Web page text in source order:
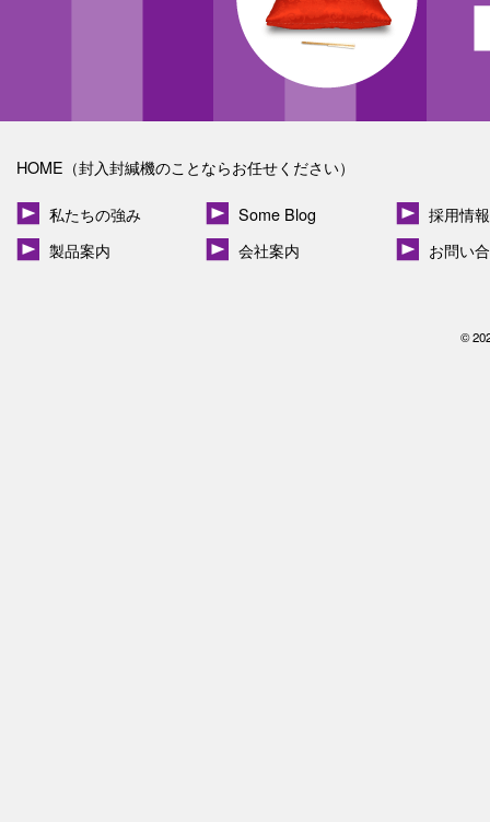
HOME（封入封緘機のことならお任せください）
私たちの強み
製品案内
Some Blog
会社案内
採用情報
お問い
©